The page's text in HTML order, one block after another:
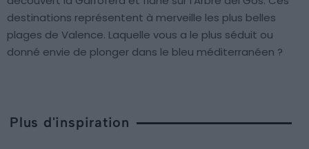
destinations représentent à merveille les plus belles
plages de Valence. Laquelle vous a le plus séduit ou
donné envie de plonger dans le bleu méditerranéen ?
Plus d'inspiration